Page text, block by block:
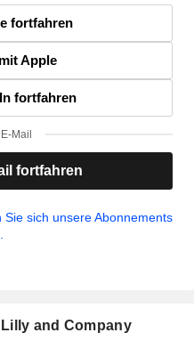
fortfahren
Apple
fortfahren
Mail
fortfahren
Sie sich unsere Abonnements
and Company